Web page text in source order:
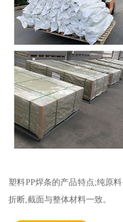
塑料PP焊条的产品特点;纯原
折断,截面与整体材料一致。